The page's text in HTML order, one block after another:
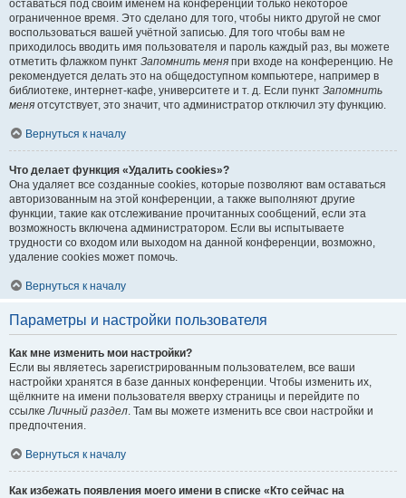
оставаться под своим именем на конференции только некоторое
ограниченное время. Это сделано для того, чтобы никто другой не смог
воспользоваться вашей учётной записью. Для того чтобы вам не
приходилось вводить имя пользователя и пароль каждый раз, вы можете
отметить флажком пункт Запомнить меня при входе на конференцию. Не
рекомендуется делать это на общедоступном компьютере, например в
библиотеке, интернет-кафе, университете и т. д. Если пункт Запомнить
меня отсутствует, это значит, что администратор отключил эту функцию.
Вернуться к началу
Что делает функция «Удалить cookies»?
Она удаляет все созданные cookies, которые позволяют вам оставаться
авторизованным на этой конференции, а также выполняют другие
функции, такие как отслеживание прочитанных сообщений, если эта
возможность включена администратором. Если вы испытываете
трудности со входом или выходом на данной конференции, возможно,
удаление cookies может помочь.
Вернуться к началу
Параметры и настройки пользователя
Как мне изменить мои настройки?
Если вы являетесь зарегистрированным пользователем, все ваши
настройки хранятся в базе данных конференции. Чтобы изменить их,
щёлкните на имени пользователя вверху страницы и перейдите по
ссылкеЛичный раздел. Там вы можете изменить все свои настройки и
предпочтения.
Вернуться к началу
Как избежать появления моего имени в списке «Кто сейчас на